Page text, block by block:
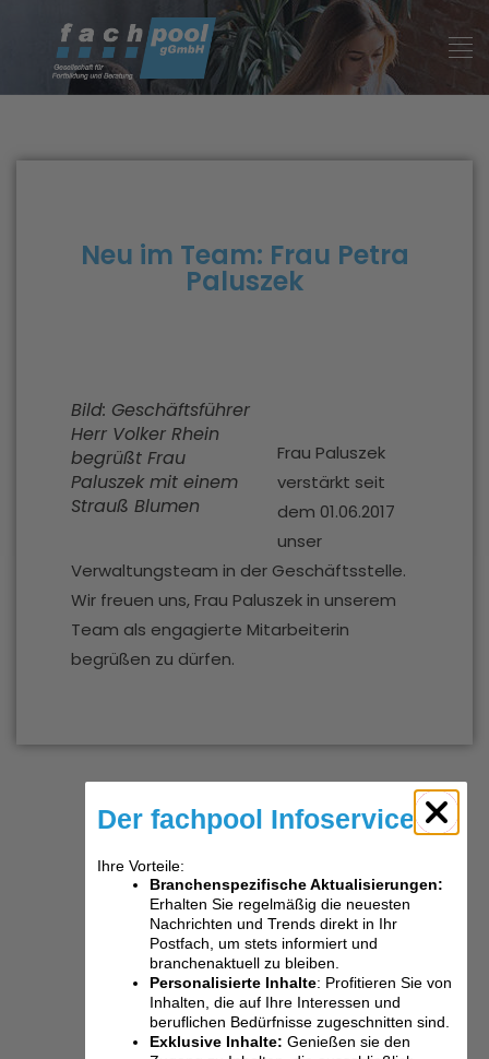
Neu im Team: Frau Petra
Paluszek
Bild: Geschäftsführer
Herr Volker Rhein
begrüßt Frau
Paluszek mit einem
Strauß Blumen
Frau Paluszek
verstärkt seit
dem 01.06.2017
unser
Verwaltungsteam in der Geschäftsstelle.
Wir freuen uns, Frau Paluszek in unserem
Team als engagierte Mitarbeiterin
begrüßen zu dürfen.
Der fachpool Infoservice
Ihre Vorteile:
Branchenspezifische Aktualisierungen:
Erhalten Sie regelmäßig die neuesten
Nachrichten und Trends direkt in Ihr
Postfach, um stets informiert und
branchenaktuell zu bleiben.
Personalisierte Inhalte: Profitieren Sie von
Inhalten, die auf Ihre Interessen und
beruflichen Bedürfnisse zugeschnitten sind.
Exklusive Inhalte: Genießen sie den